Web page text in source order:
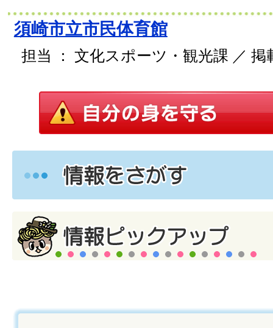
須崎市立市民体育館
担当 ： 文化スポーツ・観光課 ／ 掲